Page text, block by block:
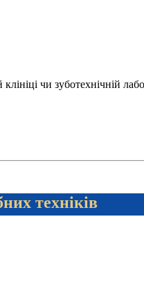
чи зуботехнічній
техніків